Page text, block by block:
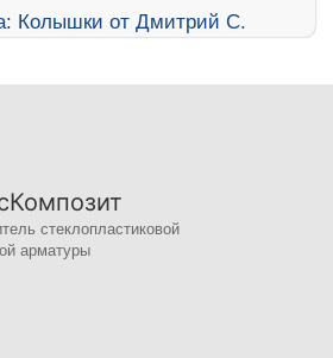
стеклопластиковой
арматуры